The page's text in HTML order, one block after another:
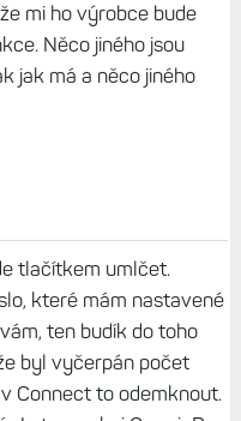
mi ho výrobce bude
Něco jiného jsou
jak má a něco jiného
tlačítkem umlčet.
které mám nastavené
ten budík do toho
byl vyčerpán počet
Connect to odemknout.